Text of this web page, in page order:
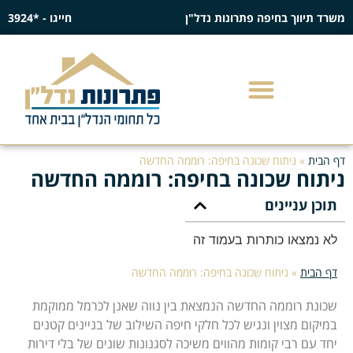
משרד תיווך בחיפה פתרונות נדל"ן חייגו - *3924
דף הבית » ניתוח שכונה בחיפה: רוממה החדשה
ניתוח שכונה בחיפה: רוממה החדשה
תוכן עניינים
לא נמצאו כותרות בעמוד זה
דף הבית » ניתוח שכונה בחיפה: רוממה החדשה
שכונת רוממה החדשה הנמצאת בין נווה שאנן לכרמל ממוקמת
במיקום מצוין ונגיש לכל חלקי חיפה השילוב של בניינים קטנים
יחד עם רבי קומות מהווים משיכה לסגנונות שונים של בלי דירות